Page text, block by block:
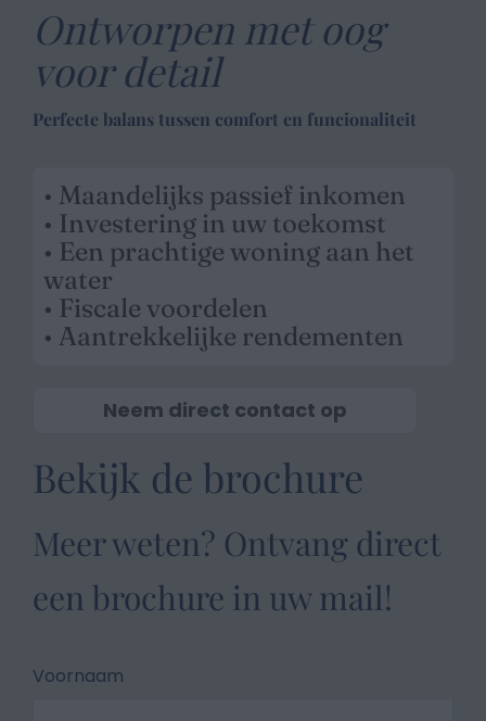
Ontworpen met oog
voor detail
Perfecte balans tussen comfort en funcionaliteit
• Maandelijks passief inkomen
• Investering in uw toekomst
• Een prachtige woning aan het
water
• Fiscale voordelen
• Aantrekkelijke rendementen
Neem direct contact op
Bekijk de brochure
Meer weten? Ontvang direct
een brochure in uw mail!
Voornaam